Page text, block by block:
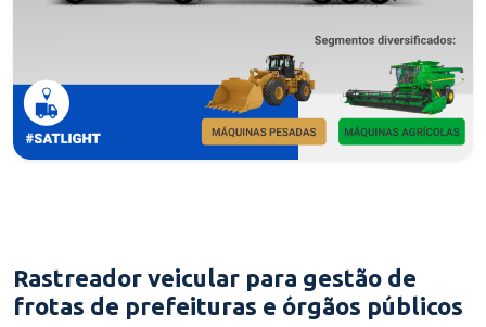
Rastreador veicular para gestão de
frotas de prefeituras e órgãos públicos